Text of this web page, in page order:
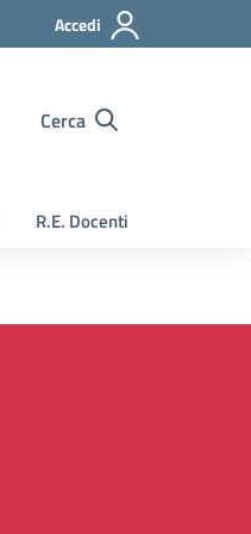
Accedi
Cerca
R.E. Docenti